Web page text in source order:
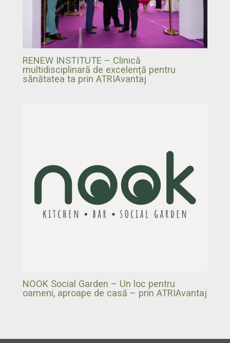
RENEW INSTITUTE – Clinică
multidisciplinară de excelență pentru
sănătatea ta prin ATRIAvantaj
NOOK Social Garden – Un loc pentru
oameni, aproape de casă – prin ATRIAvantaj